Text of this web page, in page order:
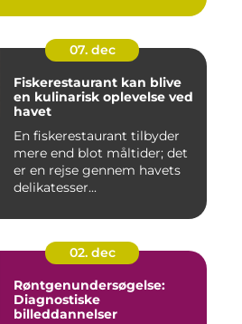
07. dec
Fiskerestaurant kan blive
en kulinarisk oplevelse ved
havet
En fiskerestaurant tilbyder
mere end blot måltider; det
er en rejse gennem havets
delikatesser...
02. dec
Røntgenundersøgelse:
Diagnostiske
billeddannelser